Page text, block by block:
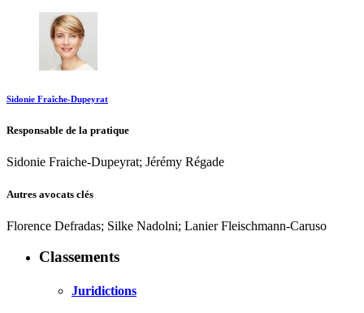
Sidonie Fraîche-Dupeyrat
Responsable de la pratique
Sidonie Fraiche-Dupeyrat; Jérémy Régade
Autres avocats clés
Florence Defradas; Silke Nadolni; Lanier Fleischmann-Caruso
Classements
Juridictions